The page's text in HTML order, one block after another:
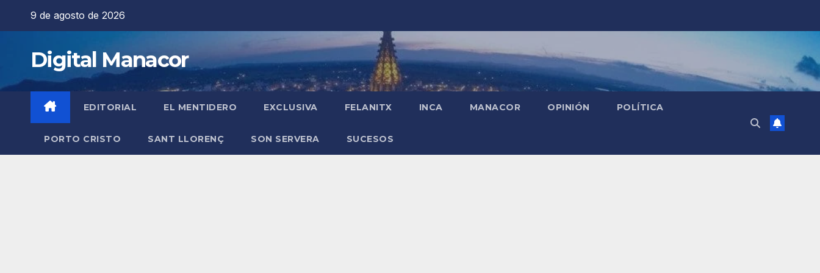
9 de agosto de 2026
Digital Manacor
EDITORIAL EL MENTIDERO EXCLUSIVA FELANITX INCA MANACOR OPINIÓN POLÍTICA
PORTO CRISTO SANT LLORENÇ SON SERVERA SUCESOS